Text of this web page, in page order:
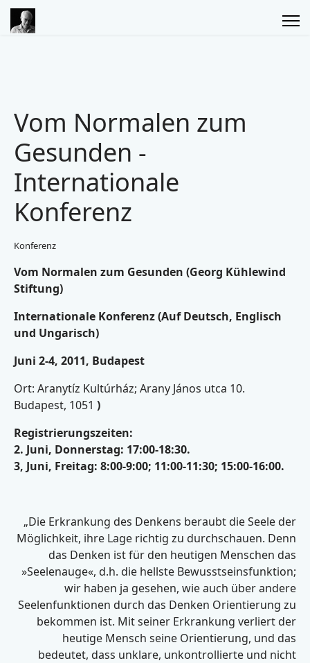
Vom Normalen zum
Gesunden -
Internationale
Konferenz
Konferenz
Vom Normalen zum Gesunden (Georg Kühlewind
Stiftung)
Internationale Konferenz (Auf Deutsch, Englisch
und Ungarisch)
Juni 2-4, 2011, Budapest
Ort: Aranytíz Kultúrház; Arany János utca 10.
Budapest, 1051 )
Registrierungszeiten:
2. Juni, Donnerstag: 17:00-18:30.
3, Juni, Freitag: 8:00-9:00; 11:00-11:30; 15:00-16:00.
„Die Erkrankung des Denkens beraubt die Seele der
Möglichkeit, ihre Lage richtig zu durchschauen. Denn
das Denken ist für den heutigen Menschen das
»Seelenauge«, d.h. die hellste Bewusstseinsfunktion;
wir haben ja gesehen, wie auch über andere
Seelenfunktionen durch das Denken Orientierung zu
bekommen ist. Mit seiner Erkrankung verliert der
heutige Mensch seine Orientierung, und das
bedeutet, dass unklare, unkontrollierte und nicht